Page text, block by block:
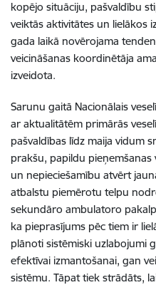
kopējo situāciju, pašvaldību
veiktās aktivitātes un lielākos
gada laikā novērojama
veicināšanas koordinētāja
izveidota.
Sarunu gaitā Nacionālais
ar aktualitātēm primārās
pašvaldības līdz maija vidum
prakšu, papildu
un nepieciešamību atvērt
atbalstu piemērotu telpu
sekundāro ambulatoro
ka pieprasījums pēc tiem ir
plānoti sistēmiski uzlabojumi
efektīvai izmantošanai, gan
sistēmu. Tāpat tiek strādāts,